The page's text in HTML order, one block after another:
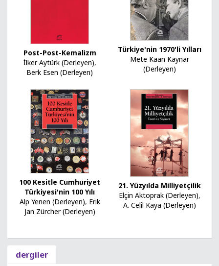
Post-Post-Kemalizm
İlker Aytürk (Derleyen),
Berk Esen (Derleyen)
Türkiye'nin 1970'li Yılları
Mete Kaan Kaynar
(Derleyen)
100 Kesitle Cumhuriyet
Türkiyesi'nin 100 Yılı
Alp Yenen (Derleyen), Erik
Jan Zürcher (Derleyen)
21. Yüzyılda Milliyetçilik
Elçin Aktoprak (Derleyen),
A. Celil Kaya (Derleyen)
dergiler